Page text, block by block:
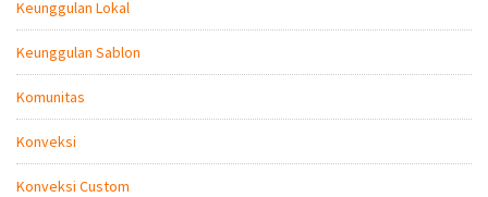
Keunggulan Lokal
Keunggulan Sablon
Komunitas
Konveksi
Konveksi Custom